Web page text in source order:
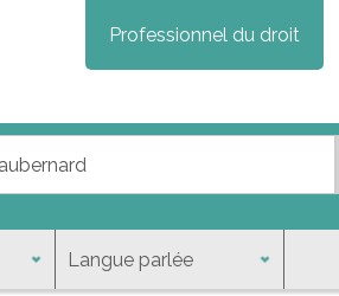
Professionnel du droit